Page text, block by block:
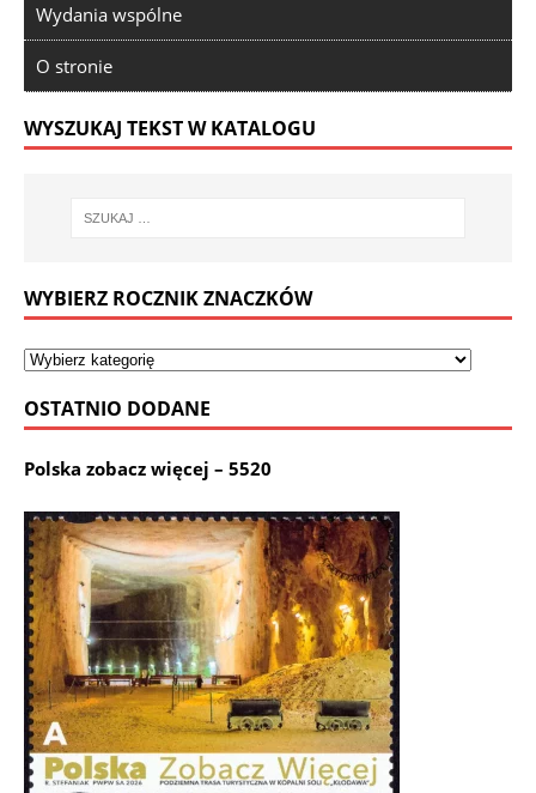
Wydania wspólne
O stronie
WYSZUKAJ TEKST W KATALOGU
WYBIERZ ROCZNIK ZNACZKÓW
OSTATNIO DODANE
Polska zobacz więcej – 5520